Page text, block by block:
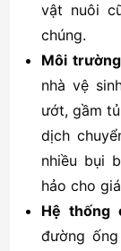
vật nuôi
chúng.
Môi
nhà vệ
ướt, gầm
dịch
nhiều bụi
hảo cho
Hệ thống
đường